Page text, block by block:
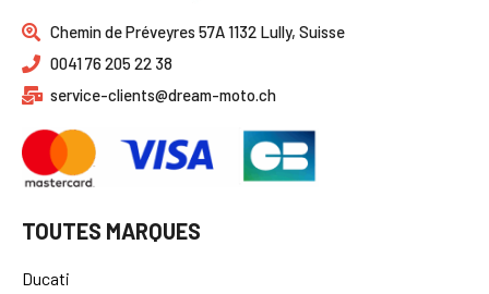
Chemin de Préveyres 57A 1132 Lully, Suisse
0041 76 205 22 38
service-clients@dream-moto.ch
TOUTES MARQUES
Ducati